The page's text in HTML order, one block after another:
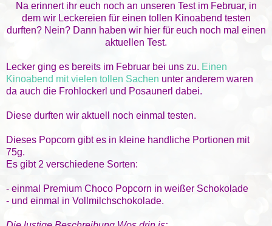
Na erinnert ihr euch noch an unseren Test im Februar, in
dem wir Leckereien für einen tollen Kinoabend testen
durften? Nein? Dann haben wir hier für euch noch mal einen
aktuellen Test.
Lecker ging es bereits im Februar bei uns zu. Einen
Kinoabend mit vielen tollen Sachen unter anderem waren
da auch die Frohlockerl und Posaunerl dabei.
Diese durften wir aktuell noch einmal testen.
Dieses Popcorn gibt es in kleine handliche Portionen mit
75g.
Es gibt 2 verschiedene Sorten:
- einmal Premium Choco Popcorn in weißer Schokolade
- und einmal in Vollmilchschokolade.